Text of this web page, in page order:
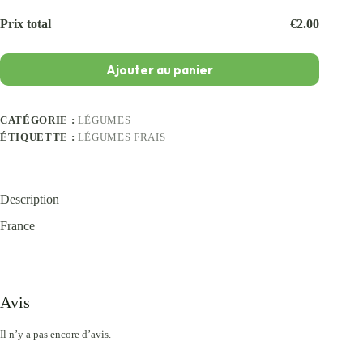
Prix total €2.00
Ajouter au panier
CATÉGORIE : LÉGUMES
ÉTIQUETTE : LÉGUMES FRAIS
Description
France
Avis
Il n’y a pas encore d’avis.